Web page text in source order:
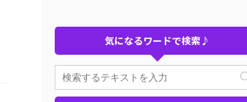
気になるワードで検索♪